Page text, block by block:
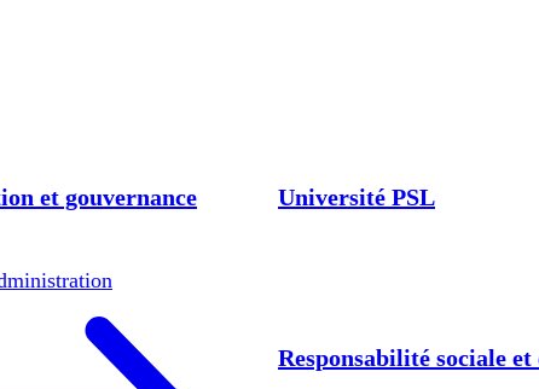
et gouvernance Université PSL
Responsabilité sociale